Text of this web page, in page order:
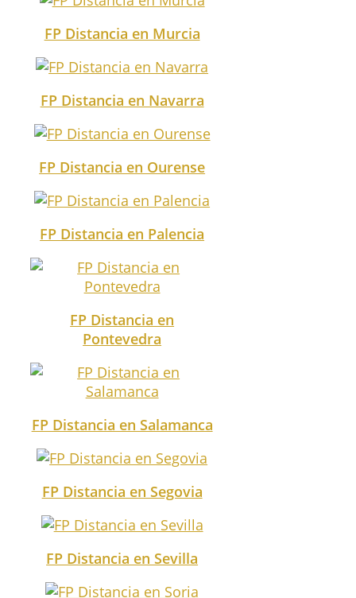
FP Distancia en Murcia
FP Distancia en Navarra
FP Distancia en Ourense
FP Distancia en Palencia
FP Distancia en
Pontevedra
FP Distancia en Salamanca
FP Distancia en Segovia
FP Distancia en Sevilla